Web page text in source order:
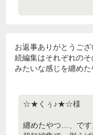
お返事ありがとうご
続編集はそれぞれのそ
みたいな感じを纏めた
☆★くぅ♪★☆様
纏めたやつ…、です